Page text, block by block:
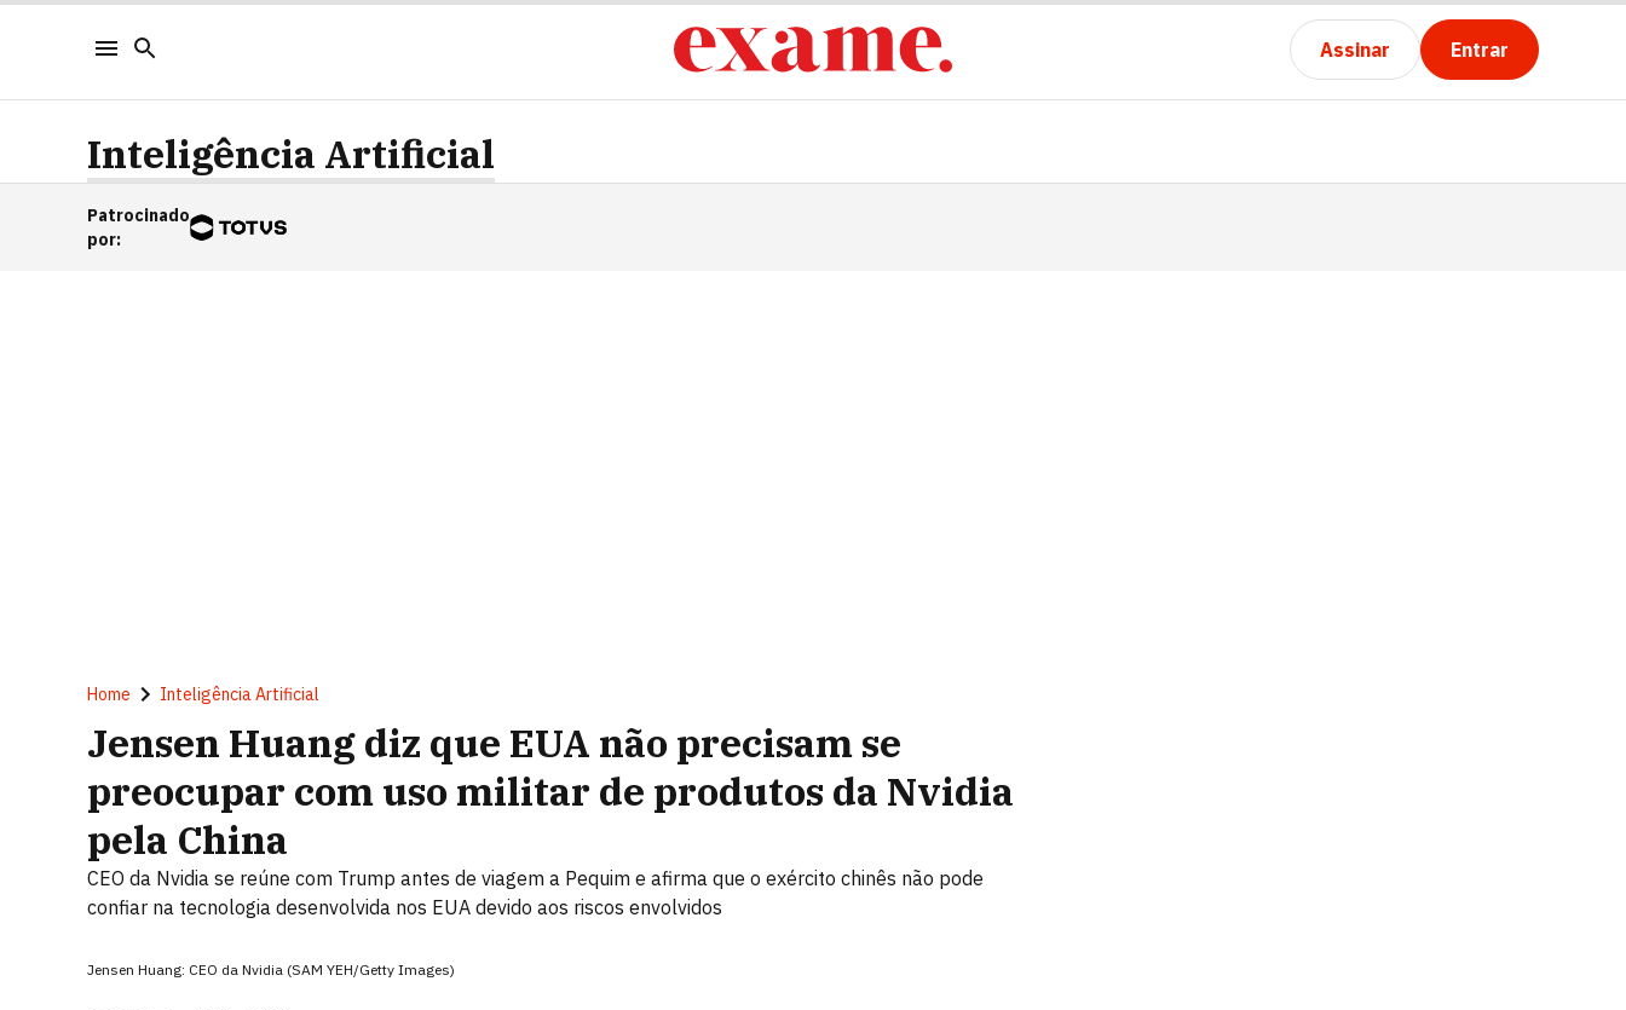
Assinar Entrar
Inteligência Artificial
Patrocinado
por:
Home Inteligência Artificial
Jensen Huang diz que EUA não precisam se
preocupar com uso militar de produtos da Nvidia
pela China
CEO da Nvidia se reúne com Trump antes de viagem a Pequim e afirma que o exército chinês não pode
confiar na tecnologia desenvolvida nos EUA devido aos riscos envolvidos
Jensen Huang: CEO da Nvidia (SAM YEH/Getty Images)